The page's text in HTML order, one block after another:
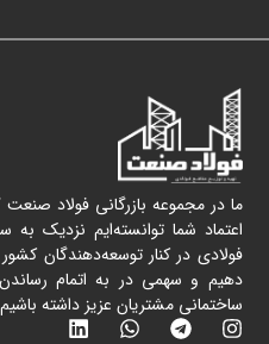
ما در مجموعه بازرگانی فولاد
اعتماد شما توانسته‌ایم نزدیک به
فولادی در کنار توسعه‌دهندگان
دهیم و سهمی در به اتمام
ساختمانی مشتریان عزیز داشته